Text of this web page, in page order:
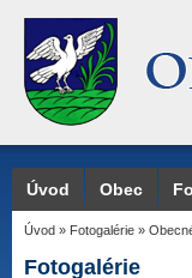
Úvod Obec
Úvod » Fotogalérie »
Fotogalérie